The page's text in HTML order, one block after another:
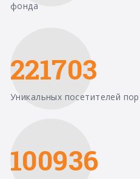
фонда
221703
Уникальных посетителей
100936